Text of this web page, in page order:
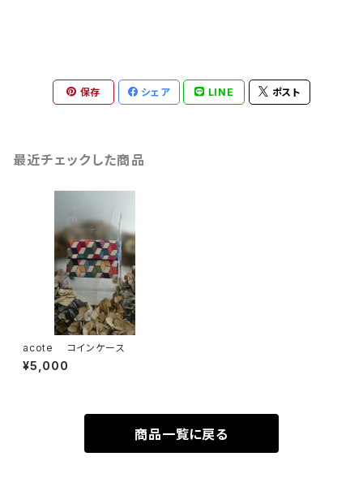
保存 シェア LINE ポスト
最近チェックした商品
acote コインケース
¥5,000
商品一覧に戻る